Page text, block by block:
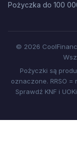
Pożyczka do 100
© 2026
Pożyczki są
oznaczone. RRSO
Sprawdź KNF i